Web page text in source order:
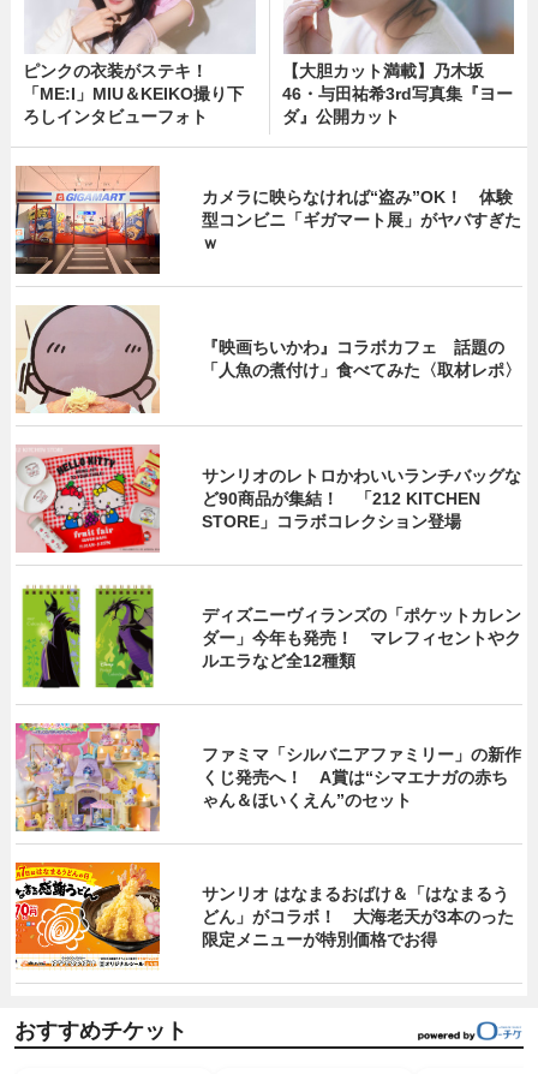
ピンクの衣装がステキ！
「ME:I」MIU＆KEIKO撮り下
ろしインタビューフォト
【大胆カット満載】乃木坂
46・与田祐希3rd写真集『ヨー
ダ』公開カット
カメラに映らなければ“盗み”OK！ 体験
型コンビニ「ギガマート展」がヤバすぎた
ｗ
『映画ちいかわ』コラボカフェ 話題の
「人魚の煮付け」食べてみた〈取材レポ〉
サンリオのレトロかわいいランチバッグな
ど90商品が集結！ 「212 KITCHEN
STORE」コラボコレクション登場
ディズニーヴィランズの「ポケットカレン
ダー」今年も発売！ マレフィセントやク
ルエラなど全12種類
ファミマ「シルバニアファミリー」の新作
くじ発売へ！ A賞は“シマエナガの赤ち
ゃん＆ほいくえん”のセット
サンリオ はなまるおばけ＆「はなまるう
どん」がコラボ！ 大海老天が3本のった
限定メニューが特別価格でお得
おすすめチケット